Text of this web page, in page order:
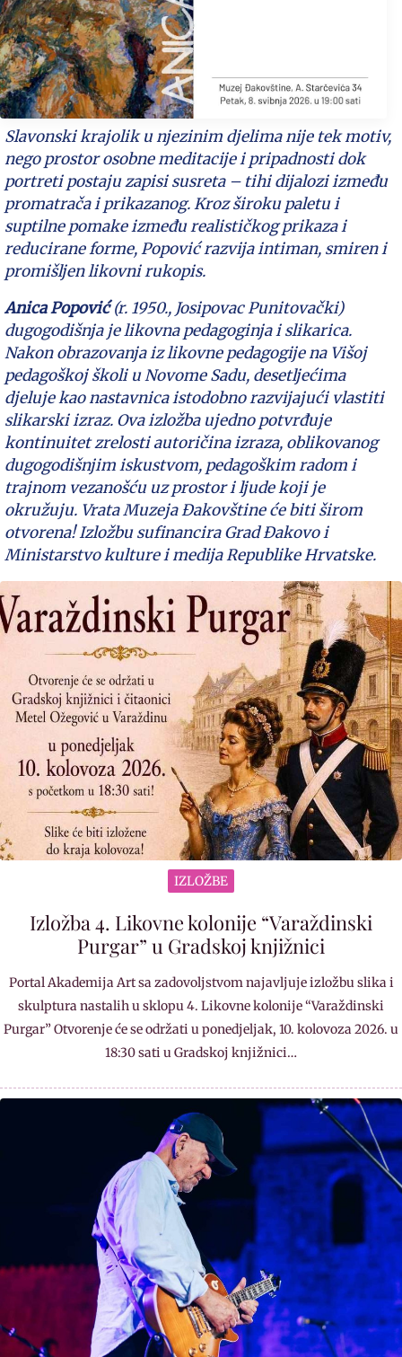
Slavonski krajolik u njezinim djelima nije tek motiv,
nego prostor osobne meditacije i pripadnosti dok
portreti postaju zapisi susreta – tihi dijalozi između
promatrača i prikazanog. Kroz široku paletu i
suptilne pomake između realističkog prikaza i
reducirane forme, Popović razvija intiman, smiren i
promišljen likovni rukopis.
Anica Popović(r. 1950., Josipovac Punitovački)
dugogodišnja je likovna pedagoginja i slikarica.
Nakon obrazovanja iz likovne pedagogije na Višoj
pedagoškoj školi u Novome Sadu, desetljećima
djeluje kao nastavnica istodobno razvijajući vlastiti
slikarski izraz. Ova izložba ujedno potvrđuje
kontinuitet zrelosti autoričina izraza, oblikovanog
dugogodišnjim iskustvom, pedagoškim radom i
trajnom vezanošću uz prostor i ljude koji je
okružuju. Vrata Muzeja Đakovštine će biti širom
otvorena! Izložbu sufinancira Grad Đakovo i
Ministarstvo kulture i medija Republike Hrvatske.
IZLOŽBE
Izložba 4. Likovne kolonije “Varaždinski
Purgar” u Gradskoj knjižnici
Portal Akademija Art sa zadovoljstvom najavljuje izložbu slika i
skulptura nastalih u sklopu 4. Likovne kolonije “Varaždinski
Purgar” Otvorenje će se održati u ponedjeljak, 10. kolovoza 2026. u
18:30 sati u Gradskoj knjižnici…